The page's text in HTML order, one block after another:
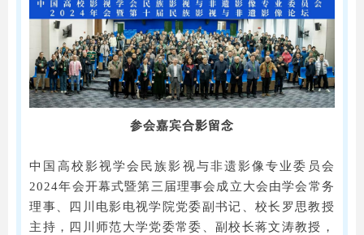
参会嘉宾合影留念
中国高校影视学会民族影视与非遗影像专业委员会
2024年会开幕式暨第三届理事会成立大会由学会常务
理事、四川电影电视学院党委副书记、校长罗思教授
主持，四川师范大学党委常委、副校长蒋文涛教授，